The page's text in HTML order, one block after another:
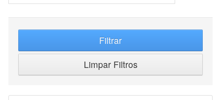
Filtrar
Limpar Filtros